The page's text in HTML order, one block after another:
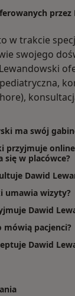
przez
w trakcie
swojego
ma swój
przyjmuje
się w placówce?
Dawid
umawia wizyty?
Dawid
mówią pacjenci?
Dawid